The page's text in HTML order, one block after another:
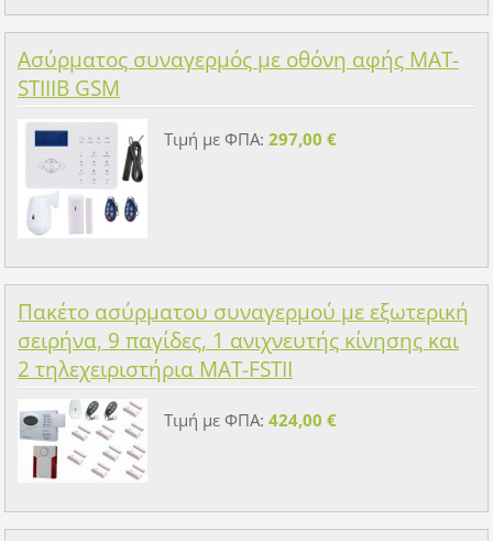
Ασύρματος συναγερμός με οθόνη αφής MAT-
STIIIB GSM
Τιμή με ΦΠΑ: 297,00 €
Πακέτο ασύρματου συναγερμού με εξωτερική
σειρήνα, 9 παγίδες, 1 ανιχνευτής κίνησης και
2 τηλεχειριστήρια MAT-FSTII
Τιμή με ΦΠΑ: 424,00 €